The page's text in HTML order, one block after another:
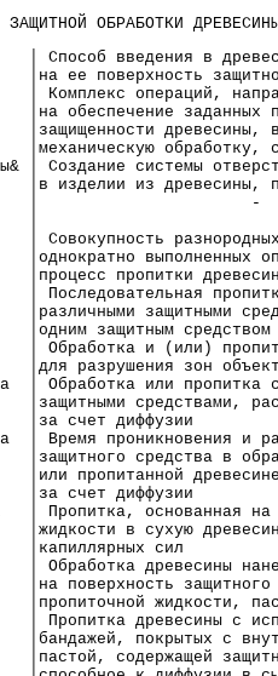
ЗАЩИТНОЙ ОБРАБОТКИ
Способ введения в
ее поверхность
│ Комплекс операций,
│на обеспечение заданных
│защищенности древесины,
│механическую обработку,
│ Создание системы
│в изделии из древесины,
│                      -
│
Совокупность разнородных
выполненных
│процесс пропитки
Последовательная
защитными
│одним защитным средством
Обработка и (или)
разрушения зон объекта
│ Обработка или пропитка
средствами,
│за счет диффузии
│ Время проникновения и
средства в
│или пропитанной
│за счет диффузии
│ Пропитка, основанная на
в сухую
│капиллярных сил
Обработка древесины
поверхность защитного
жидкости,
│ Пропитка древесины с
покрытых с
│пастой, содержащей